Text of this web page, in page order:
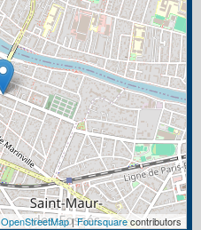
OpenStreetMap|Foursquarecontributors